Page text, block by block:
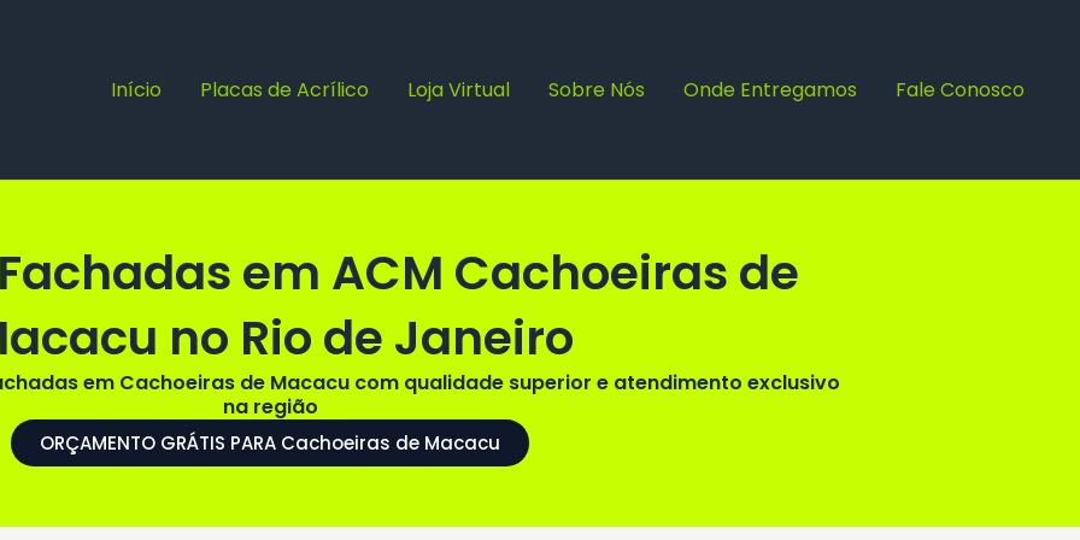
Início Placas de Acrílico Loja Virtual Sobre Nós Onde Entregamos Fale Conosco
em ACM Cachoeiras de
no Rio de Janeiro
em Cachoeiras de Macacu com qualidade superior e atendimento exclusivo
na região
ORÇAMENTO GRÁTIS PARA Cachoeiras de Macacu